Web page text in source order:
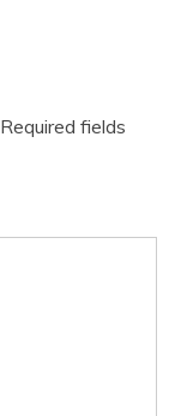
Required fields